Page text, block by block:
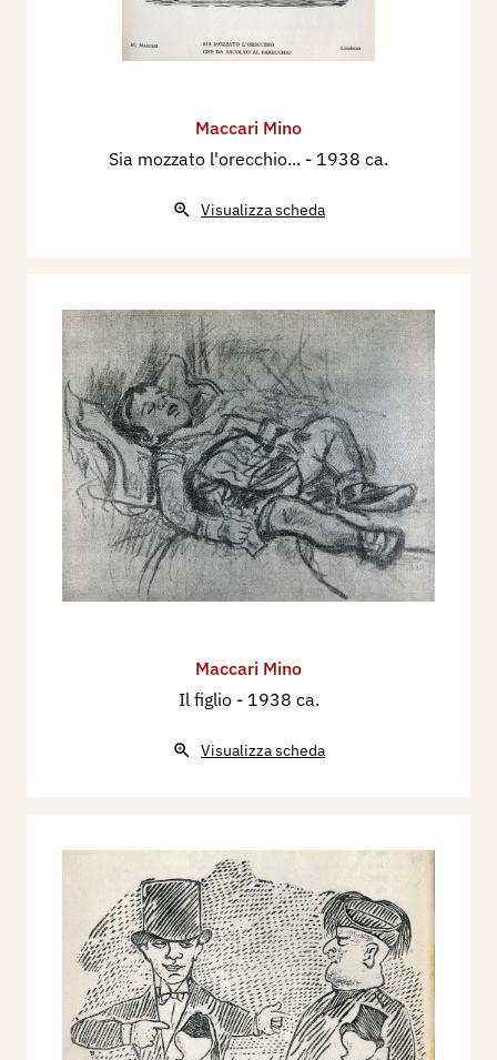
Maccari Mino
Sia mozzato l'orecchio... - 1938 ca.
Visualizza scheda
Maccari Mino
Il figlio - 1938 ca.
Visualizza scheda